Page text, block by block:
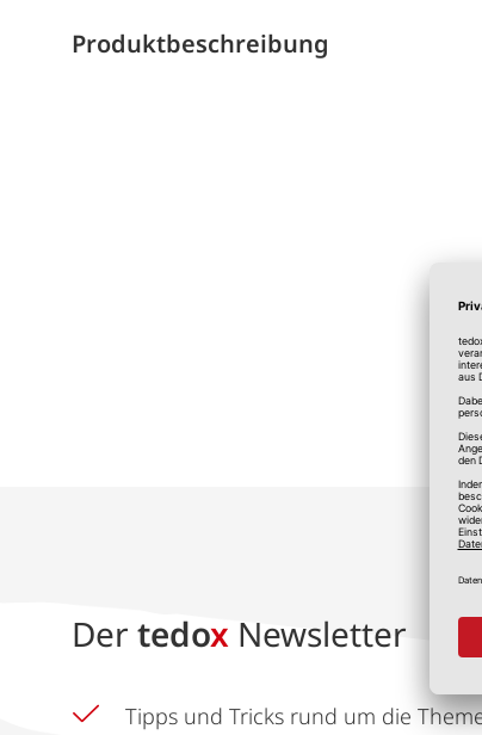
Produktbeschreibung
Der tedox Newsletter
Tipps und Tricks rund um die